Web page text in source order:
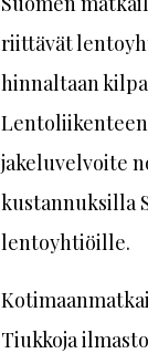
riittävät
hinnaltaan
jakeluvelvoite
kustannuksilla
lentoyhtiöille.
Tiukkoja